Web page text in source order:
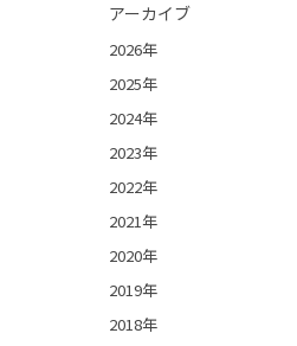
アーカイブ
2026年
2025年
2024年
2023年
2022年
2021年
2020年
2019年
2018年